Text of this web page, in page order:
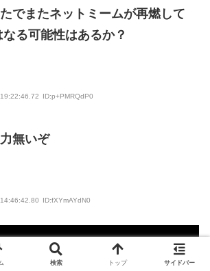
でまたネットミームが再燃して
る可能性はあるか？
ID:p+PMRQdP0
無いぞ
ID:fXYmAYdN0
検索 トップ サイドバー